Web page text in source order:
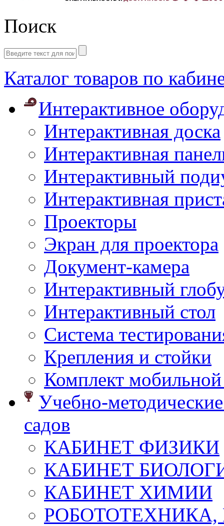
Поиск
Каталог товаров по
Интерактивное
Интерактивная доска
Интерактивная
Интерактивный
Интерактивная
Проекторы
Экран для проектора
Документ-камера
Интерактивный
Интерактивный стол
Система
Крепления и стойки
Комплект
Учебно-
садов
КАБИНЕТ ФИЗИКИ
КАБИНЕТ
КАБИНЕТ ХИМИИ